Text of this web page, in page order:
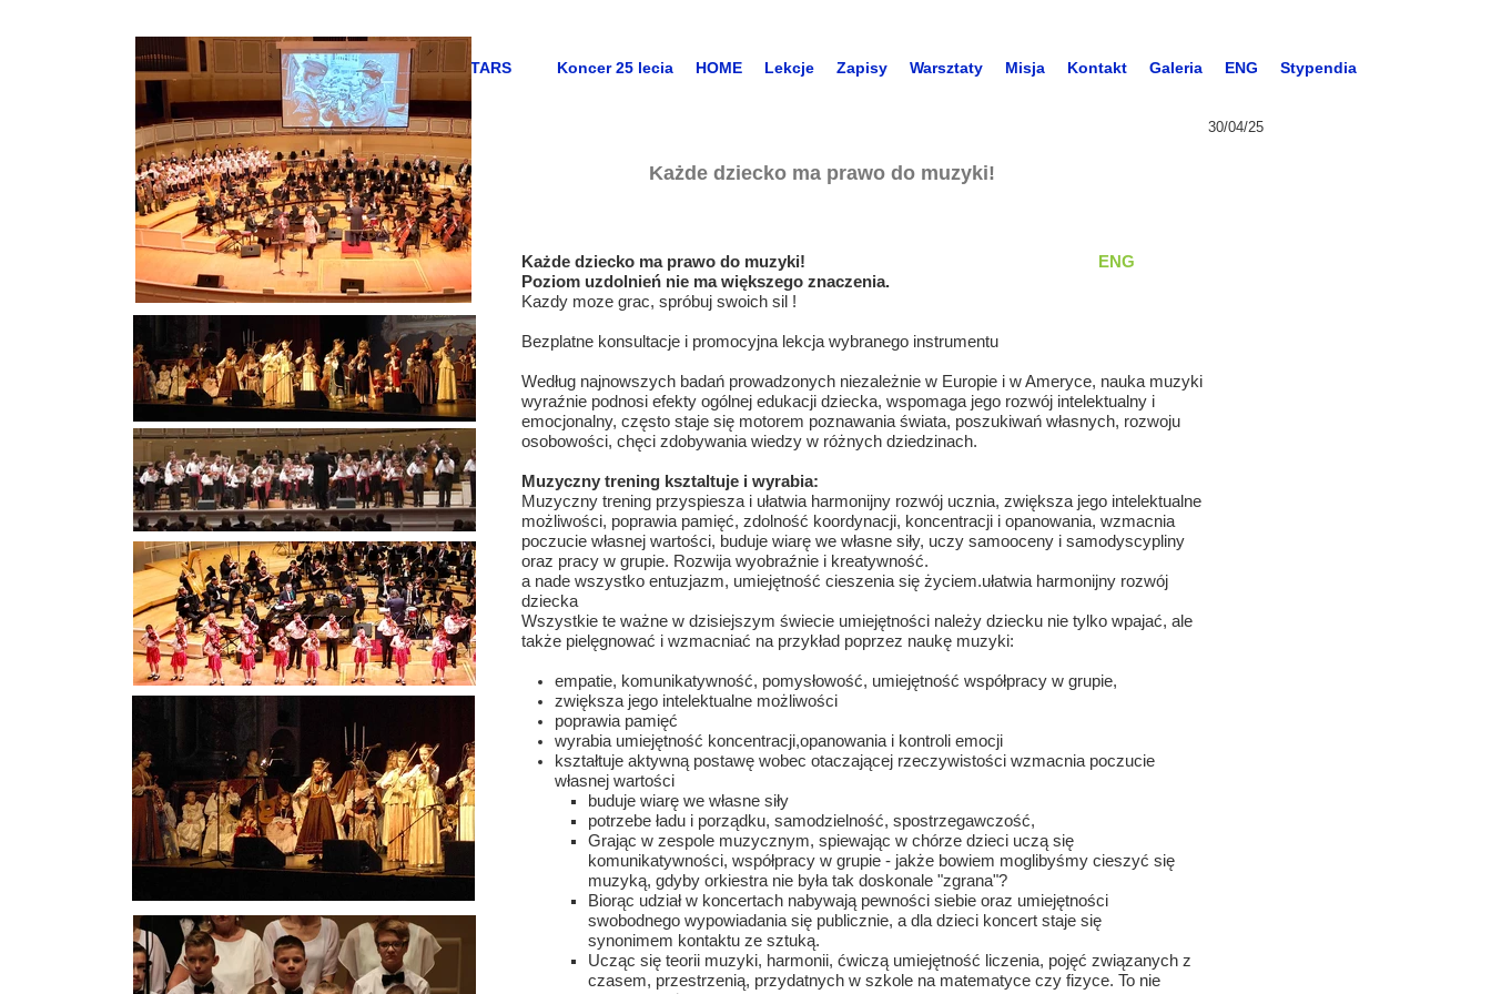
30/04/25
Każde dziecko ma prawo do muzyki! ENG
Poziom uzdolnień nie ma większego znaczenia.
Kazdy moze grac, spróbuj swoich sil !
Bezplatne konsultacje i promocyjna lekcja wybranego instrumentu
Według najnowszych badań prowadzonych niezależnie w Europie i w Ameryce, nauka muzyki
wyraźnie podnosi efekty ogólnej edukacji dziecka, wspomaga jego rozwój intelektualny i
emocjonalny, często staje się motorem poznawania świata, poszukiwań własnych, rozwoju
osobowości, chęci zdobywania wiedzy w różnych dziedzinach.
Muzyczny trening ksztaltuje i wyrabia:
Muzyczny trening przyspiesza i ułatwia harmonijny rozwój ucznia, zwiększa jego intelektualne
możliwości, poprawia pamięć, zdolność koordynacji, koncentracji i opanowania, wzmacnia
poczucie własnej wartości, buduje wiarę we własne siły, uczy samooceny i samodyscypliny
oraz pracy w grupie. Rozwija wyobraźnie i kreatywność.
a nade wszystko entuzjazm, umiejętność cieszenia się życiem.ułatwia harmonijny rozwój
dziecka
Wszystkie te ważne w dzisiejszym świecie umiejętności należy dziecku nie tylko wpajać, ale
także pielęgnować i wzmacniać na przykład poprzez naukę muzyki:
empatie, komunikatywność, pomysłowość, umiejętność współpracy w grupie,
zwiększa jego intelektualne możliwości
poprawia pamięć
wyrabia umiejętność koncentracji,opanowania i kontroli emocji
kształtuje aktywną postawę wobec otaczającej rzeczywistości wzmacnia poczucie
własnej wartości
buduje wiarę we własne siły
potrzebe ładu i porządku, samodzielność, spostrzegawczość,
Grając w zespole muzycznym, spiewając w chórze dzieci uczą się
komunikatywności, współpracy w grupie - jakże bowiem moglibyśmy cieszyć się
muzyką, gdyby orkiestra nie była tak doskonale "zgrana"?
Biorąc udział w koncertach nabywają pewności siebie oraz umiejętności
swobodnego wypowiadania się publicznie, a dla dzieci koncert staje się
synonimem kontaktu ze sztuką.
Ucząc się teorii muzyki, harmonii, ćwiczą umiejętność liczenia, pojęć związanych z
czasem, przestrzenią, przydatnych w szkole na matematyce czy fizyce. To nie
Każde dziecko ma prawo do muzyki!
Concert RISING STARS Koncer 25 lecia HOME Lekcje Zapisy Warsztaty Misja Kontakt Galeria ENG Stypendia